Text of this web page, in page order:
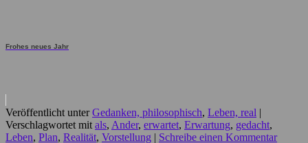
Frohes neues Jahr
Veröffentlicht unter Gedanken, philosophisch, Leben, real |
Verschlagwortet mit als, Ander, erwartet, Erwartung, gedacht,
Leben, Plan, Realität, Vorstellung | Schreibe einen Kommentar